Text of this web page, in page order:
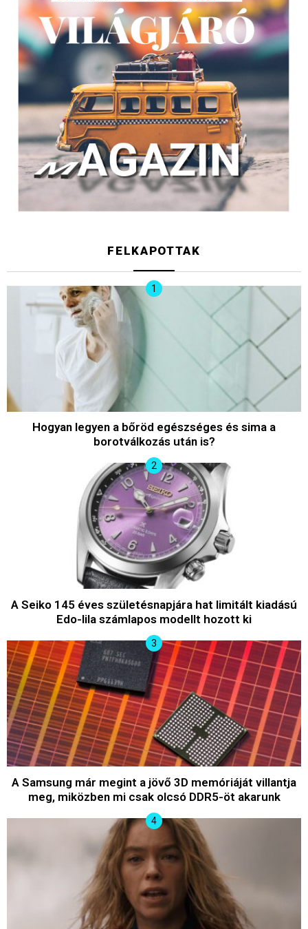
FELKAPOTTAK
Hogyan legyen a bőröd egészséges és sima a
borotválkozás után is?
A Seiko 145 éves születésnapjára hat limitált kiadású
Edo-lila számlapos modellt hozott ki
A Samsung már megint a jövő 3D memóriáját villantja
meg, miközben mi csak olcsó DDR5-öt akarunk